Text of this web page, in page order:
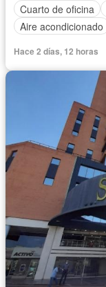
Cuarto de oficina
Aire acondicionado
Hace 2 días, 12 horas